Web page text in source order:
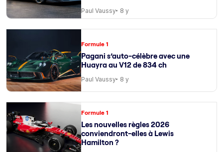
Paul Vaussy 8 y
Formule 1
Pagani s’auto-célèbre avec une
Huayra au V12 de 834 ch
Paul Vaussy 8 y
Formule 1
Les nouvelles règles 2026
conviendront-elles à Lewis
Hamilton ?